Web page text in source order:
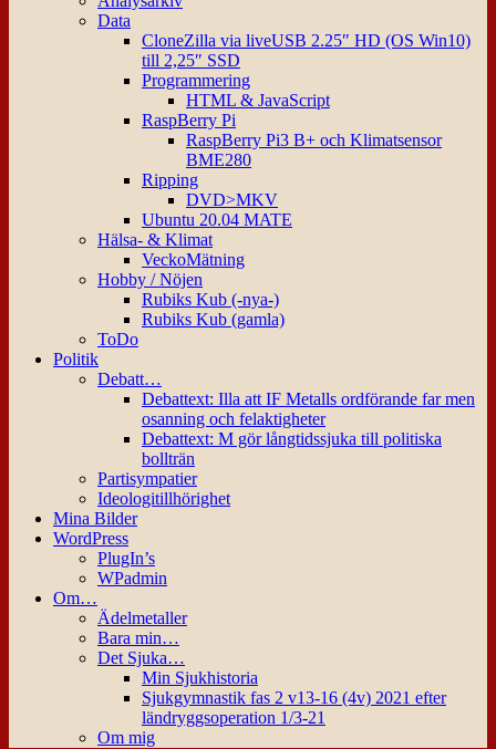
Data
CloneZilla via liveUSB 2.25″ HD (OS Win10)
till 2,25″ SSD
Programmering
HTML & JavaScript
RaspBerry Pi
RaspBerry Pi3 B+ och Klimatsensor
BME280
Ripping
DVD>MKV
Ubuntu 20.04 MATE
Hälsa- & Klimat
VeckoMätning
Hobby / Nöjen
Rubiks Kub (-nya-)
Rubiks Kub (gamla)
ToDo
Politik
Debatt…
Debattext: Illa att IF Metalls ordförande far men
osanning och felaktigheter
Debattext: M gör långtidssjuka till politiska
bollträn
Partisympatier
Ideologitillhörighet
Mina Bilder
WordPress
PlugIn’s
WPadmin
Om…
Ädelmetaller
Bara min…
Det Sjuka…
Min Sjukhistoria
Sjukgymnastik fas 2 v13-16 (4v) 2021 efter
ländryggsoperation 1/3-21
Om mig